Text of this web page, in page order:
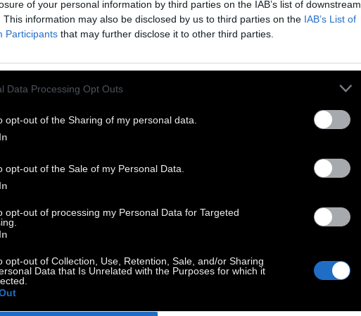
of your personal information by third parties on the IAB’s list of downstream
This information may also be disclosed by us to third parties on the IAB’s List of
Participants that may further disclose it to other third parties.
Data Processing Opt Outs
opt-out of the Sharing of my personal data.
opt-out of the Sale of my Personal Data.
opt-out of processing my Personal Data for Targeted
opt-out of Collection, Use, Retention, Sale, and/or Sharing
Data that Is Unrelated with the Purposes for which it
την Αφρική, την Αμερική και την Κίνα
στο μουσείο που εγκαινιάστηκε το
Μπενάκη Παιχνιδιών με πυρήνα την
στις δέκα καλύτερες της Ευρώπης,
ρουχισμό και αντικείμενα της παιδικής
από όλον τον κόσμο. Η συλλογή
επίσης υλικό μελετών και
που αφορούν στο Παιδί και στο
για την ιστορία ότι το γνωστό στους
κτήριο χρονολογείται από τα τέλη του